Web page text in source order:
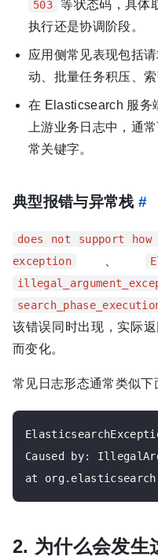
503
等状态码，具体
执行还是协调阶段。
应用侧常见表现包括
动、批量任务积压、
在 Elasticsearch 服务
上游业务日志中，通
常关键字。
典型报错与异常栈 #
does not support
exception
、
该错误同时出现，实际
而变化。
常见日志形态通常类似下
Caused by:
2. 为什么会发生